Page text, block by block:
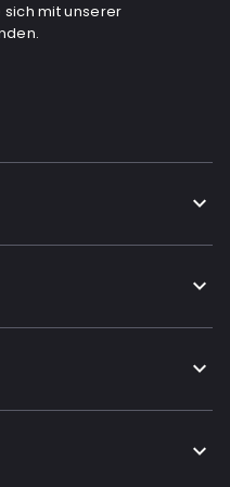
mit unserer